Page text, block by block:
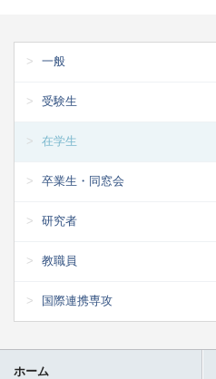
一般
受験生
在学生
卒業生・同窓会
研究者
教職員
国際連携専攻
ホーム